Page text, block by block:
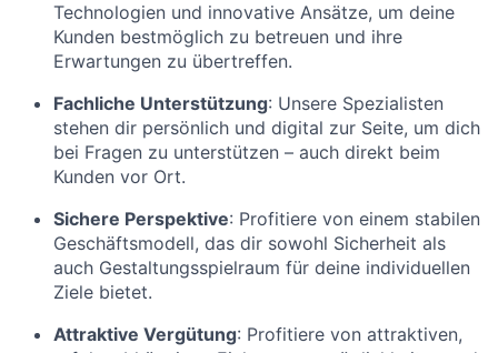
Technologien und innovative Ansätze, um deine
Kunden bestmöglich zu betreuen und ihre
Erwartungen zu übertreffen.
Fachliche Unterstützung: Unsere Spezialisten
stehen dir persönlich und digital zur Seite, um dich
bei Fragen zu unterstützen – auch direkt beim
Kunden vor Ort.
Sichere Perspektive: Profitiere von einem stabilen
Geschäftsmodell, das dir sowohl Sicherheit als
auch Gestaltungsspielraum für deine individuellen
Ziele bietet.
Attraktive Vergütung: Profitiere von attraktiven,